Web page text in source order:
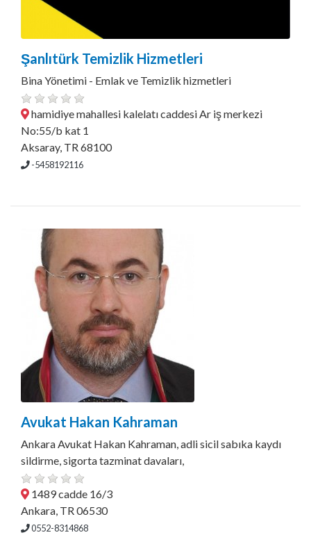
Şanlıtürk Temizlik Hizmetleri
Bina Yönetimi - Emlak ve Temizlik hizmetleri
hamidiye mahallesi kalelatı caddesi Ar iş merkezi
No:55/b kat 1
Aksaray, TR 68100
-5458192116
Avukat Hakan Kahraman
Ankara Avukat Hakan Kahraman, adli sicil sabıka kaydı
sildirme, sigorta tazminat davaları,
1489 cadde 16/3
Ankara, TR 06530
0552-8314868